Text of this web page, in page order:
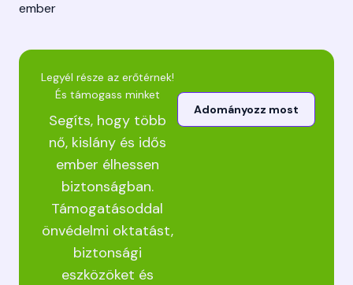
ember
Legyél része az erőtérnek!
És támogass minket
Segíts, hogy több
nő, kislány és idős
ember élhessen
biztonságban.
Támogatásoddal
önvédelmi oktatást,
biztonsági
eszközöket és
Adományozz most